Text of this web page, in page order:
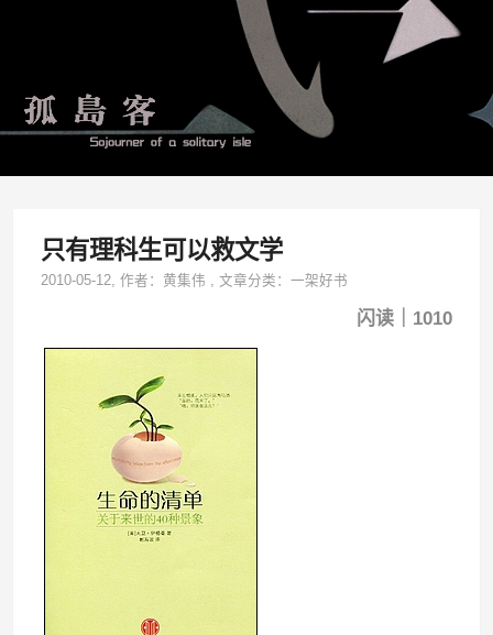
只有理科生可以救文学
2010-05-12, 作者：黄集伟 ,文章分类：一架好书
闪读｜1010